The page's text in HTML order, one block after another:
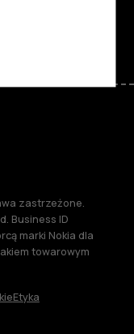
zastrzeżone.
Business ID
marki Nokia dla
towarowym
Etyka